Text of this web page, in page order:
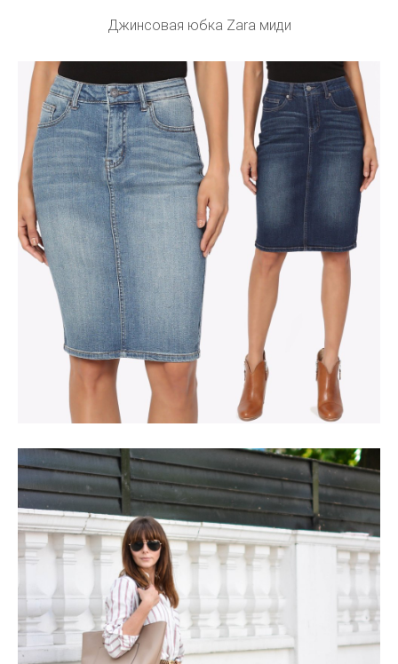
Джинсовая юбка Zara миди